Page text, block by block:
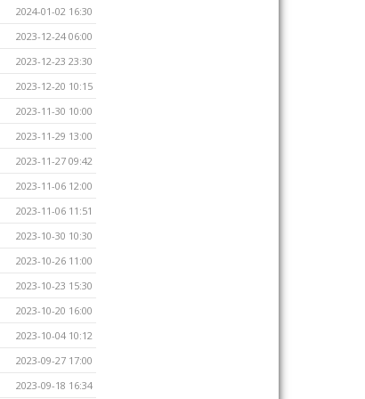
2024-01-02 16:30
2023-12-24 06:00
2023-12-23 23:30
2023-12-20 10:15
2023-11-30 10:00
2023-11-29 13:00
2023-11-27 09:42
2023-11-06 12:00
2023-11-06 11:51
2023-10-30 10:30
2023-10-26 11:00
2023-10-23 15:30
2023-10-20 16:00
2023-10-04 10:12
2023-09-27 17:00
2023-09-18 16:34